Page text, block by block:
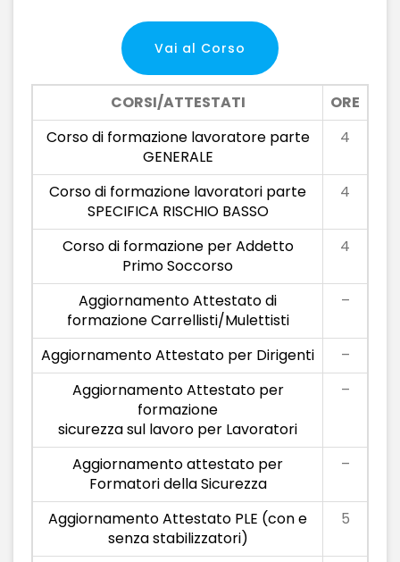
Vai al Corso
CORSI/ATTESTATI
ORE
Corso di formazione lavoratore parte
GENERALE
4
Corso di formazione lavoratori parte
SPECIFICA RISCHIO BASSO
4
Corso di formazione per Addetto
Primo Soccorso
4
Aggiornamento Attestato di
formazione Carrellisti/Mulettisti
–
Aggiornamento Attestato per Dirigenti
–
Aggiornamento Attestato per
formazione
sicurezza sul lavoro per Lavoratori
–
Aggiornamento attestato per
Formatori della Sicurezza
–
Aggiornamento Attestato PLE (con e
senza stabilizzatori)
5